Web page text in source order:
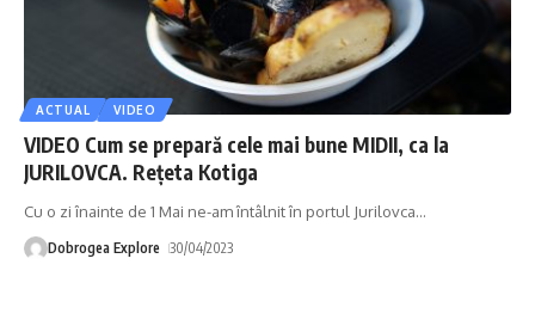
ACTUAL VIDEO
VIDEO Cum se prepară cele mai bune MIDII, ca la
JURILOVCA. Rețeta Kotiga
Cu o zi înainte de 1 Mai ne-am întâlnit în portul Jurilovca…
Dobrogea Explore 30/04/2023